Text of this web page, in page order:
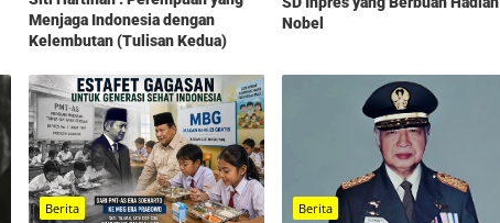
Menjaga Indonesia dengan
Kelembutan (Tulisan Kedua)
Nobel
Berita Berita